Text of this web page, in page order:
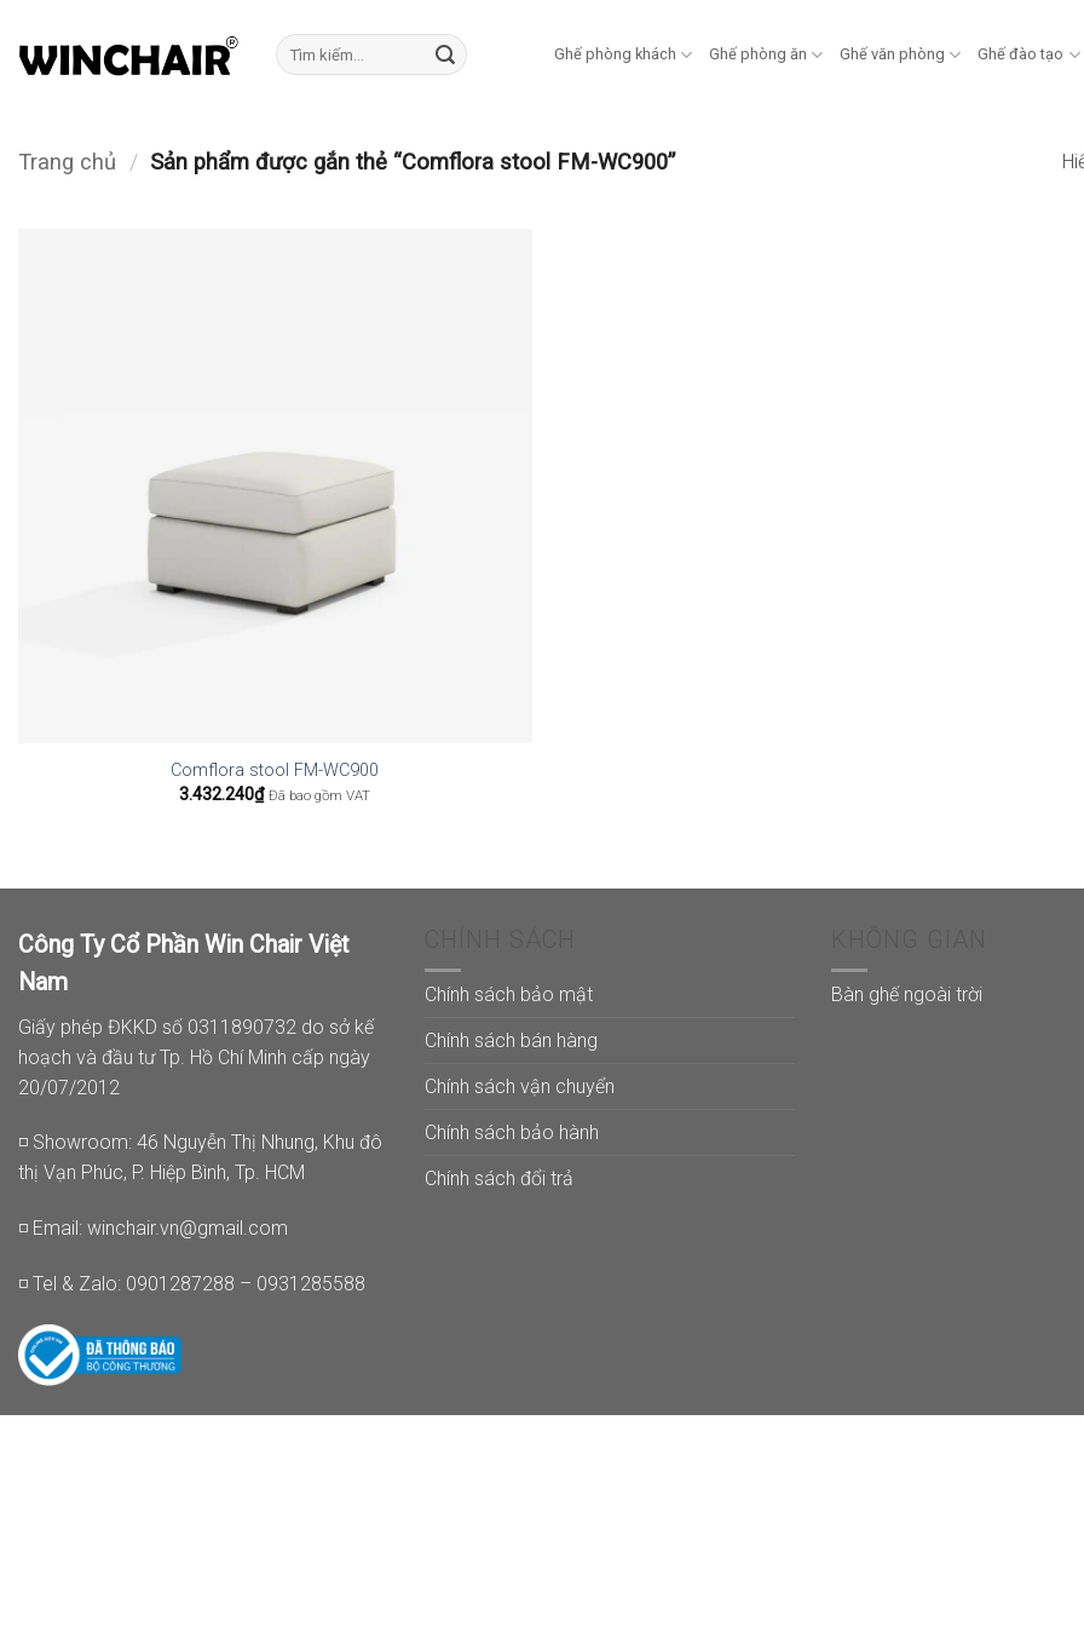
qua
Tìm
kiếm:
Ghế phòng khách Ghế phòng ăn Ghế văn phòng Ghế đào tạo
Trang chủ / Sản phẩm được gắn thẻ “Comflora stool FM-WC900”
Comflora stool FM-WC900
3.432.240₫ Đã bao gồm VAT
Công Ty Cổ Phần Win Chair Việt
Nam
Giấy phép ĐKKD số 0311890732 do sở kế
hoạch và đầu tư Tp. Hồ Chí Minh cấp ngày
20/07/2012
◽ Showroom: 46 Nguyễn Thị Nhung, Khu đô
thị Vạn Phúc, P. Hiệp Bình, Tp. HCM
◽ Email: winchair.vn@gmail.com
◽ Tel & Zalo: 0901287288 – 0931285588
Chính sách bảo mật
Chính sách bán hàng
Chính sách vận chuyển
Chính sách bảo hành
Chính sách đổi trả
Bàn ghế ngoài trời